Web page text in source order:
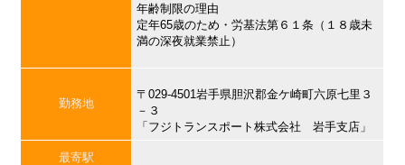
年齢制限の理由
定年65歳のため・労基法第６１条（１８歳未
満の深夜就業禁止）
勤務地
〒029-4501岩手県胆沢郡金ケ崎町六原七里３
－３
「フジトランスポート株式会社 岩手支店」
最寄駅